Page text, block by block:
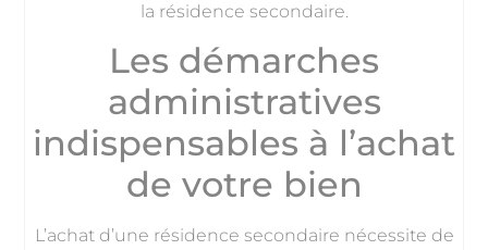
la résidence secondaire.
Les démarches
administratives
indispensables à l’achat
de votre bien
L’achat d’une résidence secondaire nécessite de